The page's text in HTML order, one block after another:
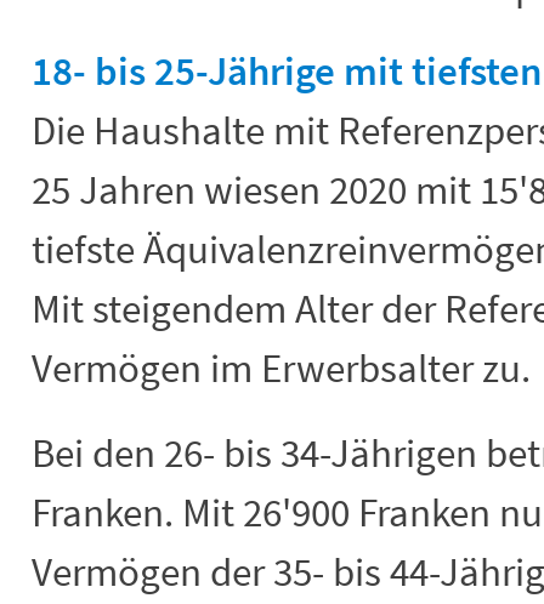
18- bis 25-Jährige mit
Die Haushalte mit
25 Jahren wiesen 2020 mit
tiefste
Mit steigendem Alter der
Vermögen im Erwerbsalter zu.
Bei den 26- bis 34-Jährigen
Franken. Mit 26'900 Franken
Vermögen der 35- bis 44-